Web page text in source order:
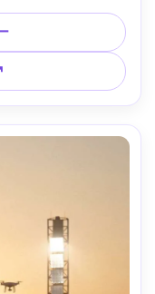
ッタールック、鮮や
レースホルダー付き